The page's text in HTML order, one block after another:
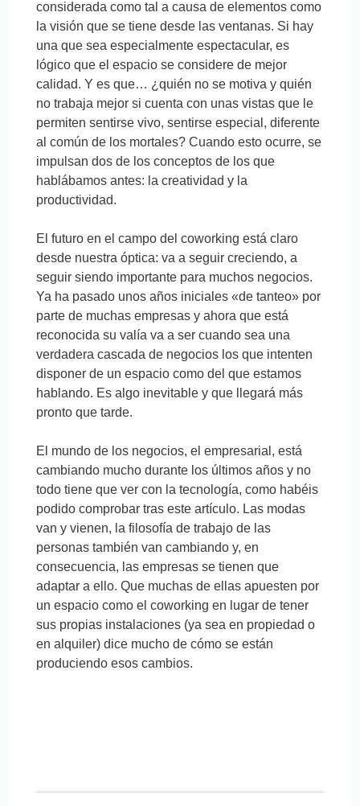
considerada como tal a causa de elementos como
la visión que se tiene desde las ventanas. Si hay
una que sea especialmente espectacular, es
lógico que el espacio se considere de mejor
calidad. Y es que… ¿quién no se motiva y quién
no trabaja mejor si cuenta con unas vistas que le
permiten sentirse vivo, sentirse especial, diferente
al común de los mortales? Cuando esto ocurre, se
impulsan dos de los conceptos de los que
hablábamos antes: la creatividad y la
productividad.
El futuro en el campo del coworking está claro
desde nuestra óptica: va a seguir creciendo, a
seguir siendo importante para muchos negocios.
Ya ha pasado unos años iniciales «de tanteo» por
parte de muchas empresas y ahora que está
reconocida su valía va a ser cuando sea una
verdadera cascada de negocios los que intenten
disponer de un espacio como del que estamos
hablando. Es algo inevitable y que llegará más
pronto que tarde.
El mundo de los negocios, el empresarial, está
cambiando mucho durante los últimos años y no
todo tiene que ver con la tecnología, como habéis
podido comprobar tras este artículo. Las modas
van y vienen, la filosofía de trabajo de las
personas también van cambiando y, en
consecuencia, las empresas se tienen que
adaptar a ello. Que muchas de ellas apuesten por
un espacio como el coworking en lugar de tener
sus propias instalaciones (ya sea en propiedad o
en alquiler) dice mucho de cómo se están
produciendo esos cambios.